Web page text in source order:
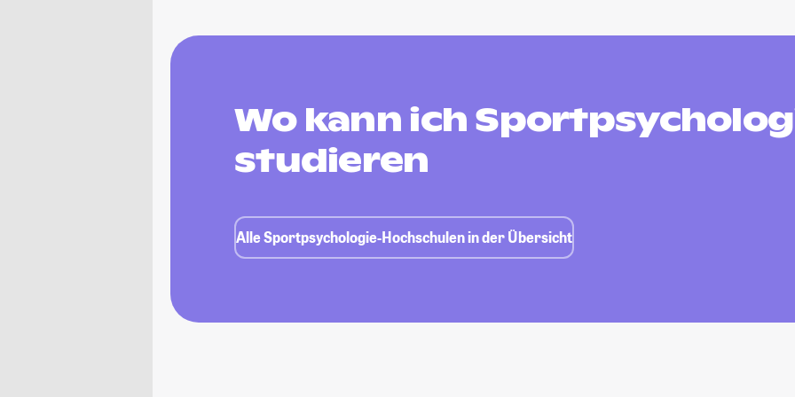
Wo kann ich
studieren
Alle Sportpsychologie-Hochschulen in der Übersicht